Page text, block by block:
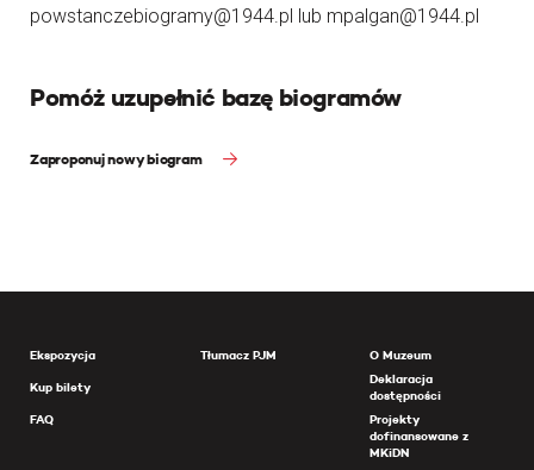
powstanczebiogramy@1944.pl lub mpalgan@1944.pl
Pomóż uzupełnić bazę biogramów
Zaproponuj nowy biogram
Ekspozycja
Kup bilety
FAQ
Tłumacz PJM
O Muzeum
Deklaracja
dostępności
Projekty
dofinansowane z
MKiDN